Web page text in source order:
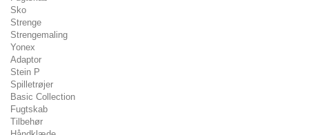
Sko
Strenge
Strengemaling
Yonex
Adaptor
Stein P
Spilletrøjer
Basic Collection
Fugtskab
Tilbehør